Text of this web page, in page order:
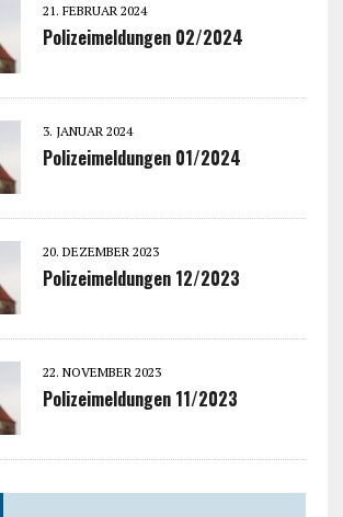
21. FEBRUAR 2024
Polizeimeldungen 02/2024
3. JANUAR 2024
Polizeimeldungen 01/2024
20. DEZEMBER 2023
Polizeimeldungen 12/2023
22. NOVEMBER 2023
Polizeimeldungen 11/2023